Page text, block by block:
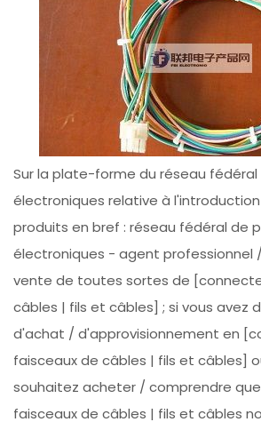
Sur la plate-forme du réseau
électroniques relative à
produits en bref : réseau fédéral de
électroniques - agent professionnel
vente de toutes sortes de
câbles | fils et câbles] ; si vous avez
d'achat / d'approvisionnement en
faisceaux de câbles | fils et câbles]
souhaitez acheter / comprendre
faisceaux de câbles | fils et câbles